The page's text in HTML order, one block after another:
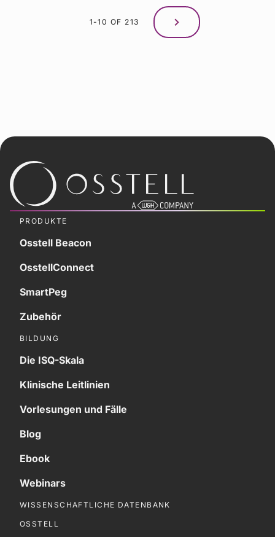
1-10 OF 213
PRODUKTE
Osstell Beacon
OsstellConnect
SmartPeg
Zubehör
BILDUNG
Die ISQ-Skala
Klinische Leitlinien
Vorlesungen und Fälle
Blog
Ebook
Webinars
WISSENSCHAFTLICHE DATENBANK
OSSTELL